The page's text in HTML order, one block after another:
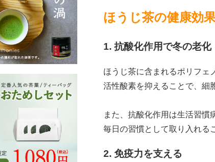
ほうじ茶の健康効
1. 抗酸化作用で冬の老化
ほうじ茶に含まれるポリフェ
活性酸素を抑えることで、細
また、抗酸化作用は生活習慣
毎日の習慣として取り入れる
2. 免疫力を支える